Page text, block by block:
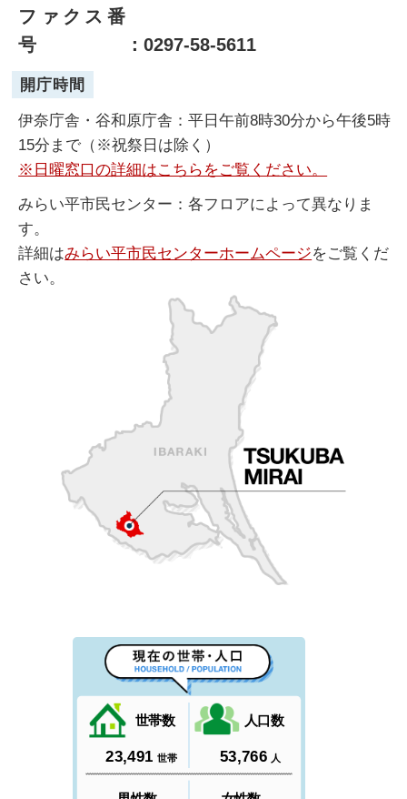
ファクス番
号
：0297-58-5611
開庁時間
伊奈庁舎・谷和原庁舎：平日午前8時30分から午後5時
15分まで（※祝祭日は除く）
※日曜窓口の詳細はこちらをご覧ください。
みらい平市民センター：各フロアによって異なりま
す。
詳細はみらい平市民センターホームページをご覧くだ
さい。